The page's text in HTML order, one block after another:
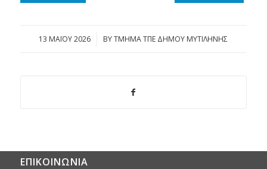
13 ΜΑΪ́ΟΥ 2026
/ BYΤΜΗΜΑ ΤΠΕ ΔΗΜΟΥ ΜΥΤΙΛΗΝΗΣ
ΕΠΙΚΟΙΝΩΝΙΑ